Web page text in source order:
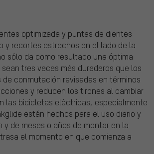
optimizada y puntas de dientes
y recortes estrechos en el lado de la
sólo da como resultado una óptima
tres veces más duraderos que los
conmutación revisadas en términos
y reducen los tirones al cambiar
las bicicletas eléctricas, especialmente
están hechos para el uso diario y
de meses o años de montar en la
el momento en que comienza a